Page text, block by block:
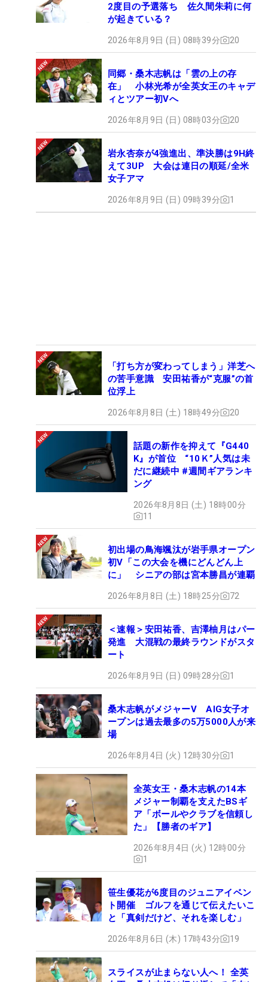
2度目の予選落ち 佐久間朱莉に何
が起きている？
2026年8月9日 (日) 08時39分 20
同郷・桑木志帆は「雲の上の存
在」 小林光希が全英女王のキャデ
ィとツアー初Vへ
2026年8月9日 (日) 08時03分 20
岩永杏奈が4強進出、準決勝は9H終
えて3UP 大会は連日の順延/全米
女子アマ
2026年8月9日 (日) 09時39分 1
「打ち方が変わってしまう」洋芝へ
の苦手意識 安田祐香が“克服”の首
位浮上
2026年8月8日 (土) 18時49分 20
話題の新作を抑えて『G440
K』が首位 “10Ｋ”人気は未
だに継続中 #週間ギアランキ
ング
2026年8月8日 (土) 18時00分
11
初出場の鳥海颯汰が岩手県オープン
初V「この大会を機にどんどん上
に」 シニアの部は宮本勝昌が連覇
2026年8月8日 (土) 18時25分 72
＜速報＞安田祐香、吉澤柚月はパー
発進 大混戦の最終ラウンドがスタ
ート
2026年8月9日 (日) 09時28分 1
桑木志帆がメジャーV AIG女子オ
ープンは過去最多の5万5000人が来
場
2026年8月4日 (火) 12時30分 1
全英女王・桑木志帆の14本
メジャー制覇を支えたBSギ
ア「ボールやクラブを信頼し
た」【勝者のギア】
2026年8月4日 (火) 12時00分
1
笹生優花が6度目のジュニアイベン
ト開催 ゴルフを通じて伝えたいこ
と「真剣だけど、それを楽しむ」
2026年8月6日 (木) 17時43分 19
スライスが止まらない人へ！ 全英